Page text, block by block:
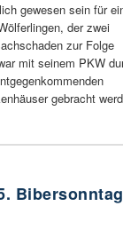
gewesen sein für
der zwei
zur Folge
mit seinem PKW
gebracht
Bibersonntag